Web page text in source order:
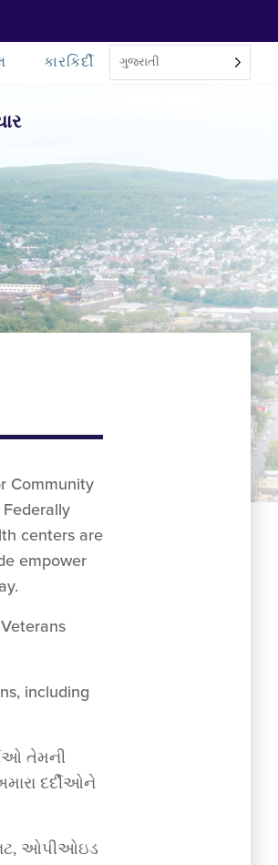
કારકિર્દી ગુજરાતી
Community
centers are
empower
including
તેમની
દર્દીઓને
ઓપીઓઇડ